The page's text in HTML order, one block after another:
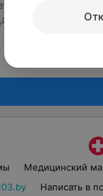
Медицинский
Написать в